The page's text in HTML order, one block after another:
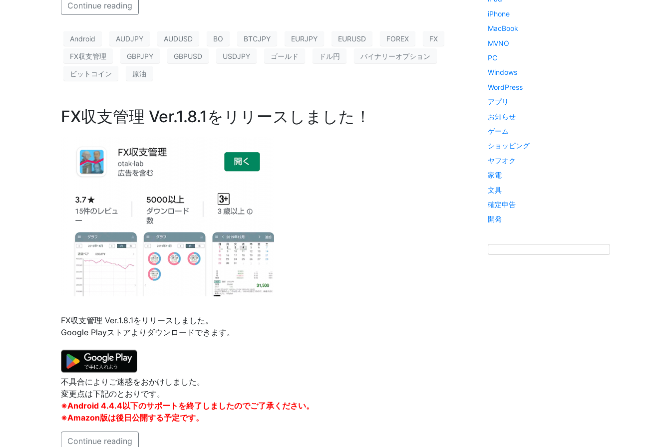
Continue reading
Android AUDJPY AUDUSD BO BTCJPY EURJPY EURUSD FOREX FX
FX収支管理 GBPJPY GBPUSD USDJPY ゴールド ドル円 バイナリーオプション
ビットコイン 原油
FX収支管理 Ver.1.8.1をリリースしました！
FX収支管理 Ver.1.8.1をリリースしました。
Google Playストアよりダウンロードできます。
不具合によりご迷惑をおかけしました。
変更点は下記のとおりです。
※Android 4.4.4以下のサポートを終了しましたのでご了承ください。
※Amazon版は後日公開する予定です。
Continue reading
iPhone
MacBook
MVNO
PC
Windows
WordPress
アプリ
お知らせ
ゲーム
ショッピング
ヤフオク
家電
文具
確定申告
開発